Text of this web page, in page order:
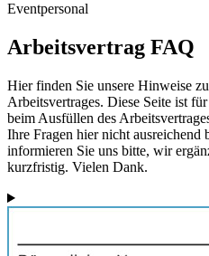
Eventpersonal
Arbeitsvertrag FAQ
Hier finden Sie unsere Hinweise
Arbeitsvertrages. Diese Seite ist
beim Ausfüllen des
Ihre Fragen hier nicht ausreichend
informieren Sie uns bitte, wir
kurzfristig. Vielen Dank.